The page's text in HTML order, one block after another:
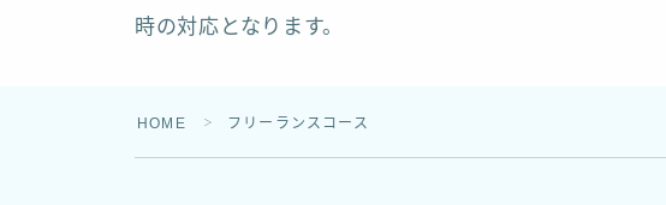
時の対応となります。
HOME ＞ フリーランスコース